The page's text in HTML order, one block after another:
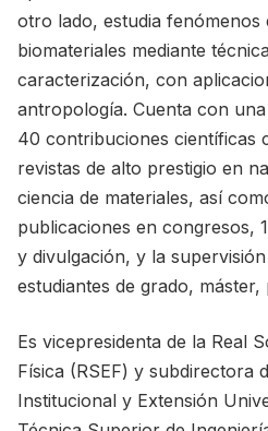
otro lado, estudia fenómenos
biomateriales mediante
caracterización, con
antropología. Cuenta con
40 contribuciones científicas
revistas de alto prestigio en
ciencia de materiales, así
publicaciones en congresos,
y divulgación, y la
estudiantes de grado,
Es vicepresidenta de la Real
Física (RSEF) y subdirectora
Institucional y Extensión